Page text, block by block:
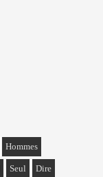
Hommes
Seul Dire